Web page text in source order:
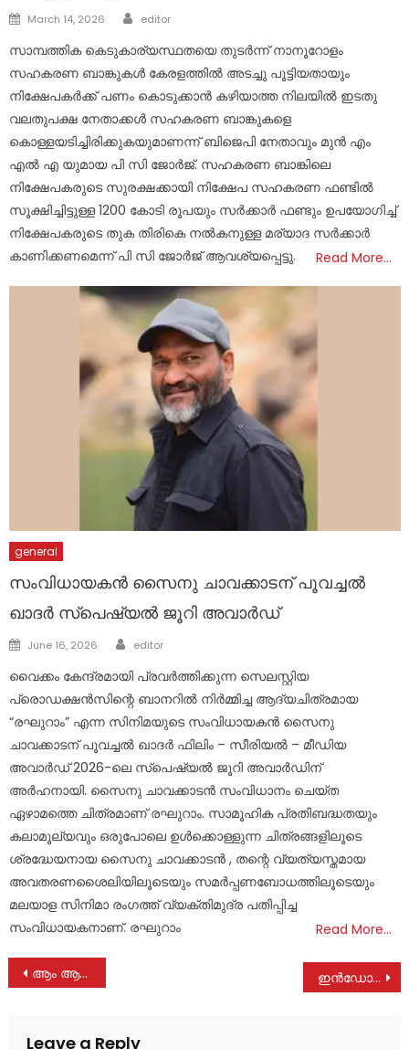
Posted
March 14, 2026 Author
editor
സാമ്പത്തിക കെടുകാര്യസ്ഥതയെ തുടർന്ന് നാനൂറോളം
സഹകരണ ബാങ്കുകൾ കേരളത്തിൽ അടച്ചു പൂട്ടിയതായും
നിക്ഷേപകർക്ക് പണം കൊടുക്കാൻ കഴിയാത്ത നിലയിൽ ഇടതു
വലതുപക്ഷ നേതാക്കൾ സഹകരണ ബാങ്കുകളെ
കൊള്ളയടിച്ചിരിക്കുകയുമാണന്ന് ബിജെപി നേതാവും മുൻ എം
എൽ എ യുമായ പി സി ജോർജ്. സഹകരണ ബാങ്കിലെ
നിക്ഷേപകരുടെ സുരക്ഷക്കായി നിക്ഷേപ സഹകരണ ഫണ്ടിൽ
സൂക്ഷിച്ചിട്ടുള്ള 1200 കോടി രൂപയും സർക്കാർ ഫണ്ടും ഉപയോഗിച്ച്
നിക്ഷേപകരുടെ തുക തിരികെ നൽകനുള്ള മര്യാദ സർക്കാർ
കാണിക്കണമെന്ന് പി സി ജോർജ് ആവശ്യപ്പെട്ടു.
Read More…
general
സംവിധായകൻ സൈനു ചാവക്കാടന് പൂവച്ചൽ
ഖാദർ സ്പെഷ്യൽ ജൂറി അവാർഡ്
Posted
June 16, 2026 Author
editor
വൈക്കം കേന്ദ്രമായി പ്രവർത്തിക്കുന്ന സെലസ്റ്റിയ
പ്രൊഡക്ഷൻസിന്റെ ബാനറിൽ നിർമ്മിച്ച ആദ്യചിത്രമായ
“രഘുറാം” എന്ന സിനിമയുടെ സംവിധായകൻ സൈനു
ചാവക്കാടന് പൂവച്ചൽ ഖാദർ ഫിലിം – സീരിയൽ – മീഡിയ
അവാർഡ് 2026-ലെ സ്പെഷ്യൽ ജൂറി അവാർഡിന്
അർഹനായി. സൈനു ചാവക്കാടൻ സംവിധാനം ചെയ്ത
ഏഴാമത്തെ ചിത്രമാണ് രഘുറാം. സാമൂഹിക പ്രതിബദ്ധതയും
കലാമൂല്യവും ഒരുപോലെ ഉൾക്കൊള്ളുന്ന ചിത്രങ്ങളിലൂടെ
ശ്രദ്ധേയനായ സൈനു ചാവക്കാടൻ , തന്റെ വ്യത്യസ്തമായ
അവതരണശൈലിയിലൂടെയും സമർപ്പണബോധത്തിലൂടെയും
മലയാള സിനിമാ രംഗത്ത് വ്യക്തിമുദ്ര പതിപ്പിച്ച
സംവിധായകനാണ്. രഘുറാം
Read More…
Post
ആം ആദ്മി പാർട്ടിയുടെ പ്രതിഷേധം ഇന്‍ഡോര്‍ ബാഡ്മിന്റന്‍ കോര്‍ട്ട് ഇന്ന് നാടിന് സമര്‍പ്പിക്കും
Leave a Reply